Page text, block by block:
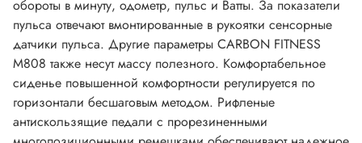
обороты в минуту, одометр, пульс и Ватты. За показатели
пульса отвечают вмонтированные в рукоятки сенсорные
датчики пульса. Другие параметры CARBON FITNESS
M808 также несут массу полезного. Комфортабельное
сиденье повышенной комфортности регулируется по
горизонтали бесшаговым методом. Рифленые
антискользящие педали с прорезиненными